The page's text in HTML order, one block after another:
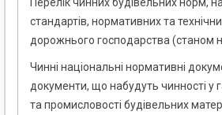
Перелік чинних будівельних норм,
стандартів, нормативних та
дорожнього господарства (станом
Чинні національні нормативні
документи, що набудуть чинності у
та промисловості будівельних